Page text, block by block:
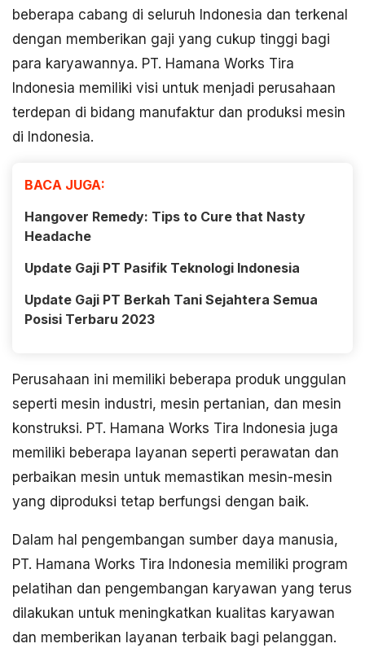
beberapa cabang di seluruh Indonesia dan terkenal
dengan memberikan gaji yang cukup tinggi bagi
para karyawannya. PT. Hamana Works Tira
Indonesia memiliki visi untuk menjadi perusahaan
terdepan di bidang manufaktur dan produksi mesin
di Indonesia.
BACA JUGA:
Hangover Remedy: Tips to Cure that Nasty
Headache
Update Gaji PT Pasifik Teknologi Indonesia
Update Gaji PT Berkah Tani Sejahtera Semua
Posisi Terbaru 2023
Perusahaan ini memiliki beberapa produk unggulan
seperti mesin industri, mesin pertanian, dan mesin
konstruksi. PT. Hamana Works Tira Indonesia juga
memiliki beberapa layanan seperti perawatan dan
perbaikan mesin untuk memastikan mesin-mesin
yang diproduksi tetap berfungsi dengan baik.
Dalam hal pengembangan sumber daya manusia,
PT. Hamana Works Tira Indonesia memiliki program
pelatihan dan pengembangan karyawan yang terus
dilakukan untuk meningkatkan kualitas karyawan
dan memberikan layanan terbaik bagi pelanggan.